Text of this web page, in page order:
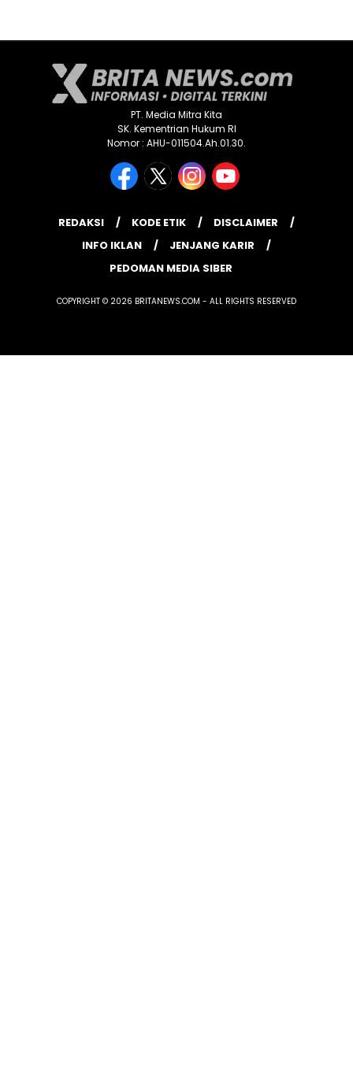
PT. Media Mitra Kita
SK. Kementrian Hukum RI
Nomor : AHU-011504.Ah.01.30.
REDAKSI KODE ETIK
DISCLAIMER
INFO IKLAN
JENJANG KARIR
PEDOMAN MEDIA SIBER
COPYRIGHT © 2026 BRITANEWS.COM - ALL RIGHTS RESERVED